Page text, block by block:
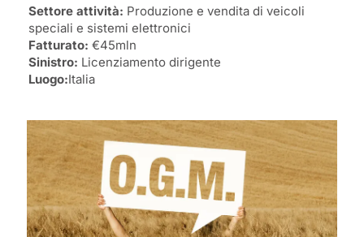
Settore attività: Produzione e vendita di veicoli
speciali e sistemi elettronici
Fatturato: €45mln
Sinistro: Licenziamento dirigente
Luogo:Italia